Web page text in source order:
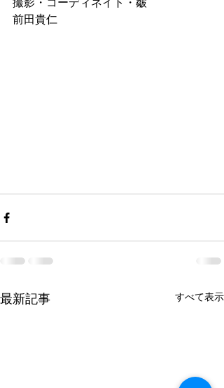
前田貴仁
最新記事 すべて表示